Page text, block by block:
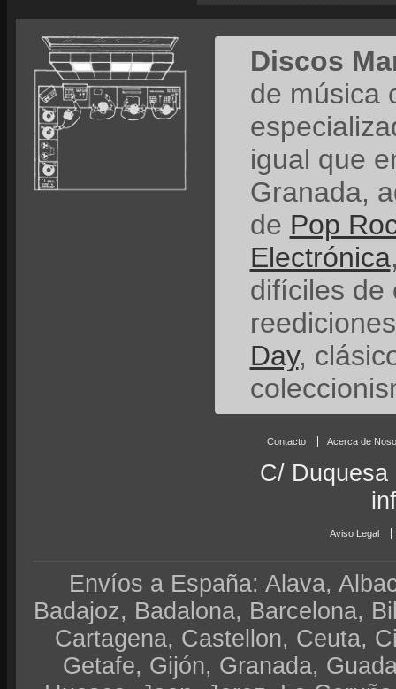
Discos
de música
igual que
Granada,
de Pop
Electrónica
difíciles de
Day,
Contacto Acerca de
C/ Duquesa
Aviso Legal
Envíos a España: Alava,
Badajoz, Badalona, Barcelona,
Cartagena, Castellon, Ceuta,
Getafe, Gijón, Granada,